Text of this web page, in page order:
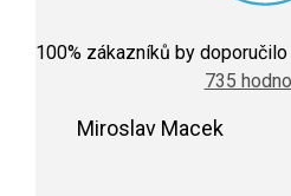
je
100% zákazníků by
735
Miroslav Macek